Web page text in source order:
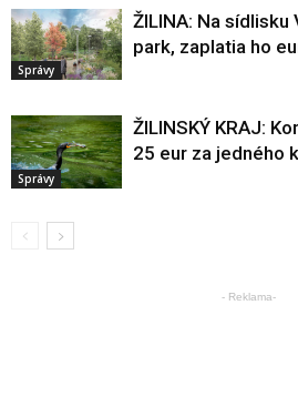
Správy
ŽILINA: Na sídlisku
park, zaplatia ho
Správy
ŽILINSKÝ KRAJ:
25 eur za jedného
- Reklama-